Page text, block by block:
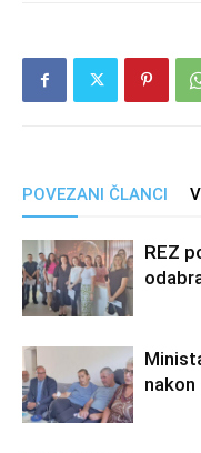
POVEZANI ČLANCI
REZ